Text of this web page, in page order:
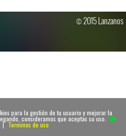
para la gestión de tu usuario y mejorar la
consideramos que aceptas su uso. De
| Terminos de uso
© 2015 Lanzanos